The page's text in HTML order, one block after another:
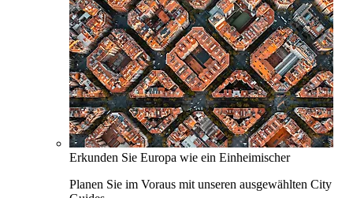
Erkunden Sie Europa wie ein Einheimischer
Planen Sie im Voraus mit unseren ausgewählten City